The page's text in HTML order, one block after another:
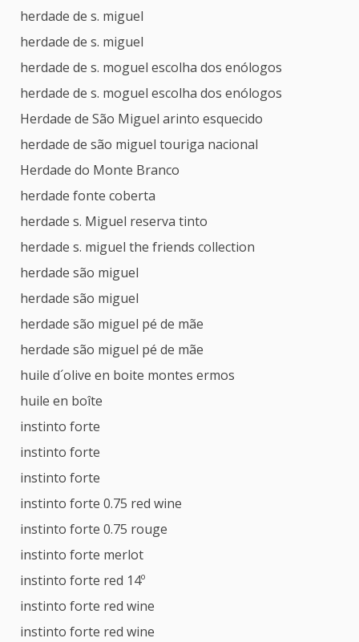
herdade de s. miguel
herdade de s. miguel
herdade de s. moguel escolha dos enólogos
herdade de s. moguel escolha dos enólogos
Herdade de São Miguel arinto esquecido
herdade de são miguel touriga nacional
Herdade do Monte Branco
herdade fonte coberta
herdade s. Miguel reserva tinto
herdade s. miguel the friends collection
herdade são miguel
herdade são miguel
herdade são miguel pé de mãe
herdade são miguel pé de mãe
huile d´olive en boite montes ermos
huile en boîte
instinto forte
instinto forte
instinto forte
instinto forte 0.75 red wine
instinto forte 0.75 rouge
instinto forte merlot
instinto forte red 14º
instinto forte red wine
instinto forte red wine